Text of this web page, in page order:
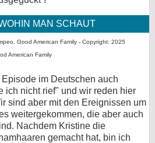
MAN SCHAUT
American Family
im Deutschen auch
ich nicht rief" und wir reden hier
sind aber mit den Ereignissen um
weitergekommen, die aber auch
Nachdem Kristine die
gemacht hat, bin ich